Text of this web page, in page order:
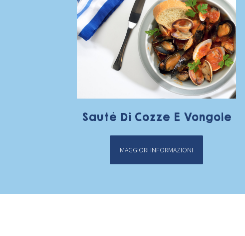
Sautè Di Cozze E Vongole
MAGGIORI INFORMAZIONI